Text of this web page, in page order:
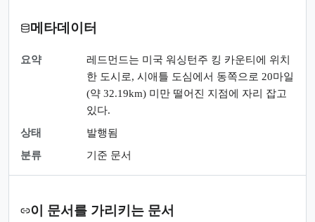
메타데이터
요약
레드먼드는 미국 워싱턴주 킹 카운티에 위치
한 도시로, 시애틀 도심에서 동쪽으로 20마일
(약 32.19km) 미만 떨어진 지점에 자리 잡고
있다.
상태
발행됨
분류
기준 문서
이 문서를 가리키는 문서